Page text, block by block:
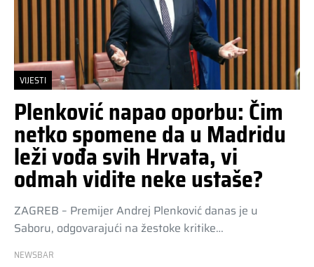
VIJESTI
Plenković napao oporbu: Čim
netko spomene da u Madridu
leži vođa svih Hrvata, vi
odmah vidite neke ustaše?
ZAGREB – Premijer Andrej Plenković danas je u
Saboru, odgovarajući na žestoke kritike…
NEWSBAR